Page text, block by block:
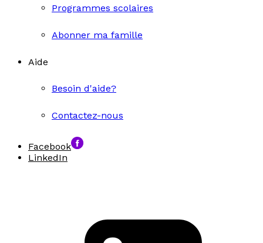
Programmes scolaires
Abonner ma famille
Aide
Besoin d'aide?
Contactez-nous
Facebook
LinkedIn